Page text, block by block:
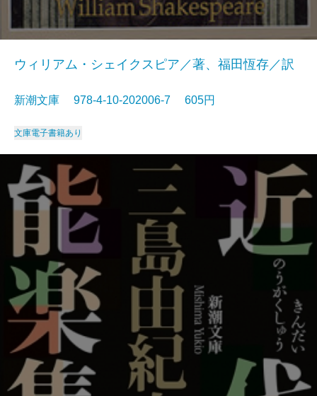
ウィリアム・シェイクスピア／著、福田恆存／訳
新潮文庫 978-4-10-202006-7 605円
文庫電子書籍あり